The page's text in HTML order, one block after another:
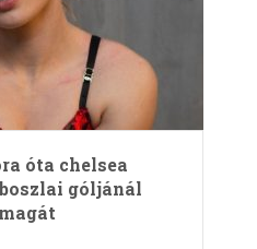
óta chelsea
góljánál